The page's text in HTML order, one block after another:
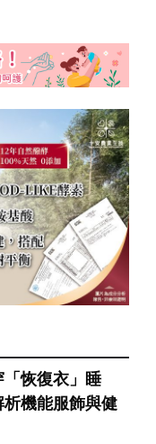
「恢復衣」睡
機能服飾與健